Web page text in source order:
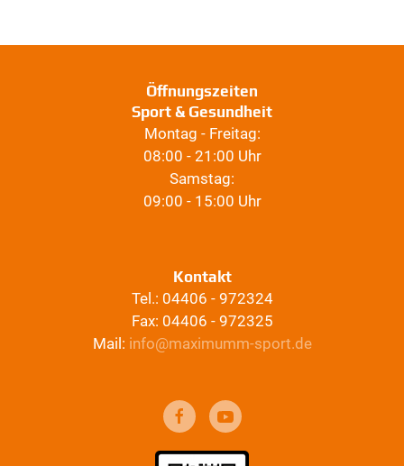
Öffnungszeiten
Sport & Gesundheit
Montag - Freitag:
08:00 - 21:00 Uhr
Samstag:
09:00 - 15:00 Uhr
Kontakt
Tel.: 04406 - 972324
Fax: 04406 - 972325
Mail: info@maximumm-sport.de